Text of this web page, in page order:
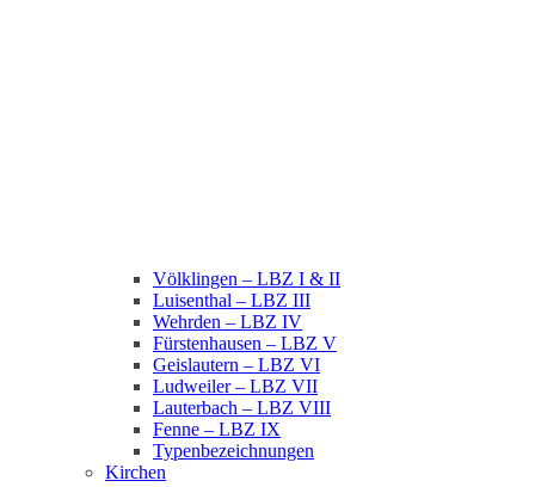
Völklingen – LBZ I & II
Luisenthal – LBZ III
Wehrden – LBZ IV
Fürstenhausen – LBZ V
Geislautern – LBZ VI
Ludweiler – LBZ VII
Lauterbach – LBZ VIII
Fenne – LBZ IX
Typenbezeichnungen
Kirchen